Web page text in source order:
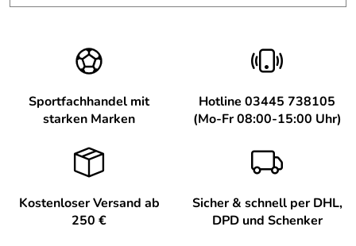
Sportfachhandel mit
starken Marken
Hotline 03445 738105
(Mo-Fr 08:00-15:00 Uhr)
Kostenloser Versand ab
250 €
Sicher & schnell per DHL,
DPD und Schenker